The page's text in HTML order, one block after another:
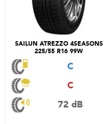
SAILUN ATREZZO 4SEASONS
225/55 R16 99W
C
C
72 dB